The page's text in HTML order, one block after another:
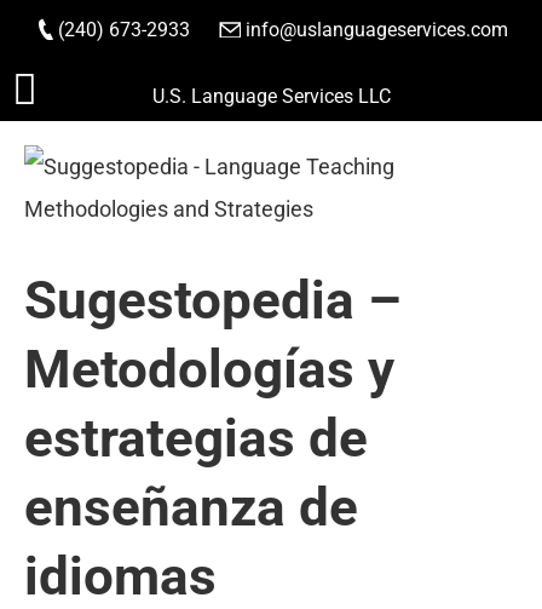
Saltar
contenido
(240) 673-2933 info@uslanguageservices.com
HACER PEDIDO
U.S. Language Services LLC
Sugestopedia –
Metodologías y
estrategias de
enseñanza de
idiomas